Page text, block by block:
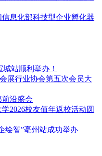
息化部科技型企业孵化器
城站顺利举办！
展行业协会第五次会员大
沿盛会
2026校友值年返校活动圆
绘智”亳州站成功举办